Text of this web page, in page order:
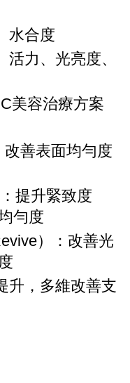
水合度
力、光亮度、
美容治療方案
改善表面均勻度
提升緊致度
勻度
）：改善光
升，多維改善支